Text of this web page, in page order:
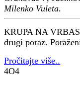
Milenko Vuleta.
KRUPA NA
drugi poraz.
Pročitajte više..
4O4